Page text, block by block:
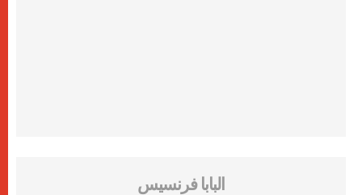
البابا فرنسيس